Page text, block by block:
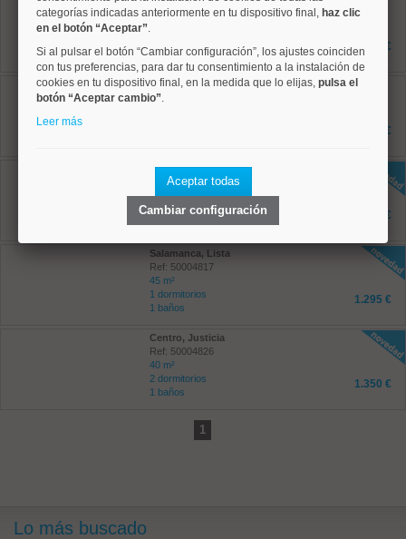
Ref: 50004771
1 baños
2.200 €
Salamanca, Goya
Ref: 50004772
2.200 €
Centro, Justicia
Ref: 50004810
80 m²
2 dormitorios
1 baños
1.675 €
Salamanca, Lista
Ref: 50004817
45 m²
1 dormitorios
1 baños
1.295 €
Centro, Justicia
Ref: 50004826
40 m²
2 dormitorios
1 baños
1.350 €
1
Lo más buscado
categorías indicadas anteriormente en tu dispositivo final, haz clic
en el botón “Aceptar”.
Si al pulsar el botón “Cambiar configuración”, los ajustes coinciden
con tus preferencias, para dar tu consentimiento a la instalación de
cookies en tu dispositivo final, en la medida que lo elijas, pulsa el
botón “Aceptar cambio”.
Leer más
Aceptar todas
Cambiar configuración